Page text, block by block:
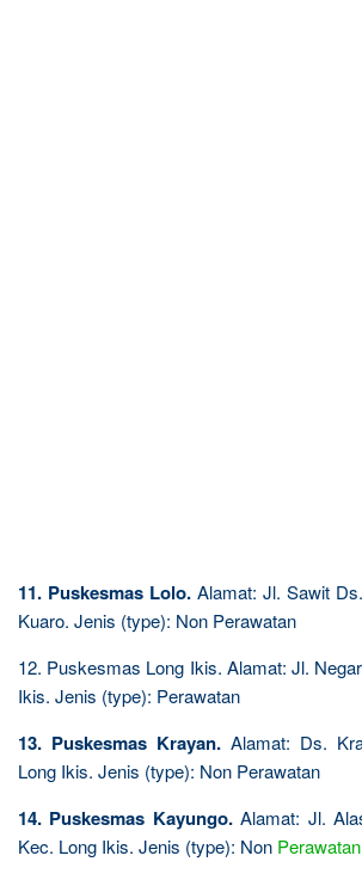
11. Puskesmas Lolo. Alamat: Jl. Sawit
Kuaro. Jenis (type): Non Perawatan
12. Puskesmas Long Ikis. Alamat: Jl.
Ikis. Jenis (type): Perawatan
13. Puskesmas Krayan. Alamat: Ds.
Long Ikis. Jenis (type): Non Perawatan
14. Puskesmas Kayungo.Alamat: Jl.
Kec. Long Ikis. Jenis (type): Non Perawatan